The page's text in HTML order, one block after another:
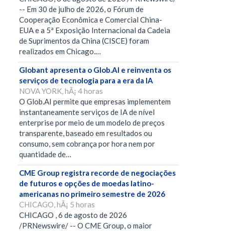
-- Em 30 de julho de 2026, o Fórum de
Cooperação Econômica e Comercial China-
EUA e a 5ª Exposição Internacional da Cadeia
de Suprimentos da China (CISCE) foram
realizados em Chicago.…
Globant apresenta o Glob.AI e reinventa os
serviços de tecnologia para a era da IA
NOVA YORK, hÃ¡ 4 horas
O Glob.AI permite que empresas implementem
instantaneamente serviços de IA de nível
enterprise por meio de um modelo de preços
transparente, baseado em resultados ou
consumo, sem cobrança por hora nem por
quantidade de…
CME Group registra recorde de negociações
de futuros e opções de moedas latino-
americanas no primeiro semestre de 2026
CHICAGO, hÃ¡ 5 horas
CHICAGO , 6 de agosto de 2026
/PRNewswire/ -- O CME Group, o maior